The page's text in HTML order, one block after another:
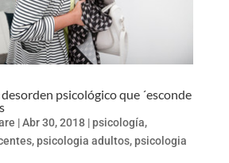
psicológico que ´esconde
|Abr 30, 2018| psicología,
, psicologia adultos, psicologia